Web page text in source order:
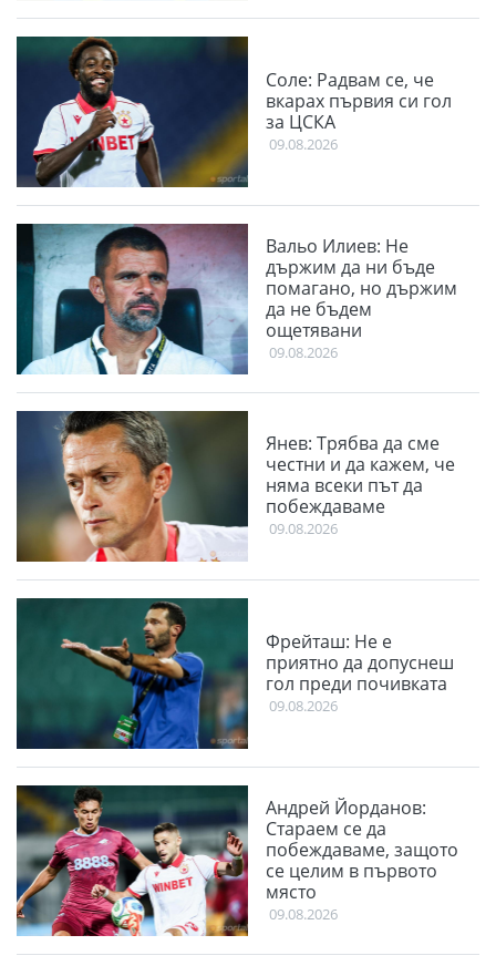
Соле: Радвам се, че
вкарах първия си гол
за ЦСКА
09.08.2026
Вальо Илиев: Не
държим да ни бъде
помагано, но държим
да не бъдем
ощетявани
09.08.2026
Янев: Трябва да сме
честни и да кажем, че
няма всеки път да
побеждаваме
09.08.2026
Фрейташ: Не е
приятно да допуснеш
гол преди почивката
09.08.2026
Андрей Йорданов:
Стараем се да
побеждаваме, защото
се целим в първото
място
09.08.2026